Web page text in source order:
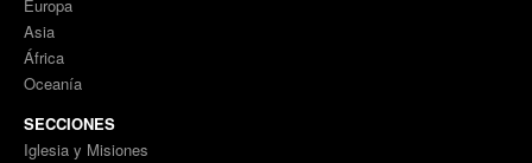
Europa
Asia
África
Oceanía
SECCIONES
Iglesia y Misiones